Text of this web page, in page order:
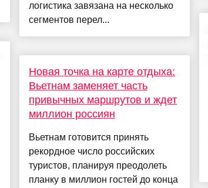
логистика завязана на несколько
сегментов перел...
Новая точка на карте отдыха:
Вьетнам заменяет часть
привычных маршрутов и ждет
миллион россиян
Вьетнам готовится принять
рекордное число российских
туристов, планируя преодолеть
планку в миллион гостей до конца